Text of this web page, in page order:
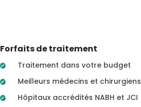
Forfaits de traitement
Traitement dans votre budget
Meilleurs médecins et chirurgiens
Hôpitaux accrédités NABH et JCI